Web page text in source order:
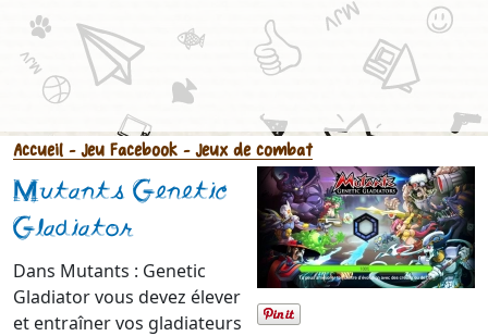
Accueil - Jeu Facebook - Jeux de combat
Mutants Genetic
Gladiator
Dans Mutants : Genetic
Gladiator vous devez élever
et entraîner vos gladiateurs